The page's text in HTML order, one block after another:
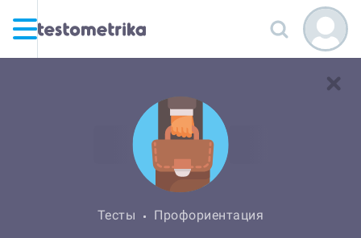
Тесты Профориентация